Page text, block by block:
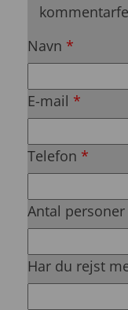
Navn *
E-mail *
Telefon *
Antal personer
Har du rejst